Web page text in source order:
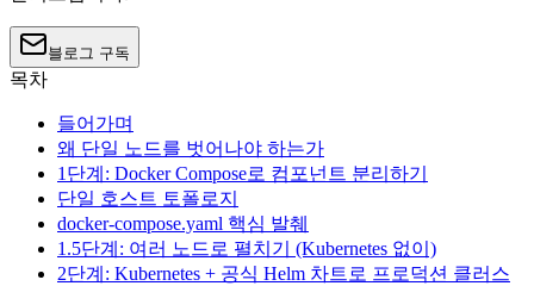
블로그 구독
목차
들어가며
왜 단일 노드를 벗어나야 하는가
1단계: Docker Compose로 컴포넌트 분리하기
단일 호스트 토폴로지
docker-compose.yaml 핵심 발췌
1.5단계: 여러 노드로 펼치기 (Kubernetes 없이)
2단계: Kubernetes + 공식 Helm 차트로 프로덕션 클러스